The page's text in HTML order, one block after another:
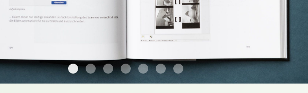
20190107 120517 Absolut Analog 3467
20190107 120627 Absolut Analog 3469
20190107 120837 Absolut Analog 3479
20190107 121017 Absolut Analog 3483
20190107 121049 Absolut Analog 3484
20190107 121111 Absolut Analog 3486
20190107 121150 Absolut Analog 3488